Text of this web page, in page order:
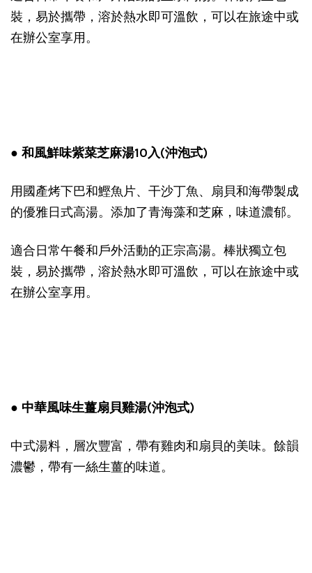
裝，易於攜帶，溶於熱水即可溫飲，可以在旅途中或
在辦公室享用。
● 和風鮮味紫菜芝麻湯10入(沖泡式)
用國產烤下巴和鰹魚片、干沙丁魚、扇貝和海帶製成
的優雅日式高湯。添加了青海藻和芝麻，味道濃郁。
適合日常午餐和戶外活動的正宗高湯。棒狀獨立包
裝，易於攜帶，溶於熱水即可溫飲，可以在旅途中或
在辦公室享用。
● 中華風味生薑扇貝雞湯(沖泡式)
中式湯料，層次豐富，帶有雞肉和扇貝的美味。餘韻
濃鬱，帶有一絲生薑的味道。